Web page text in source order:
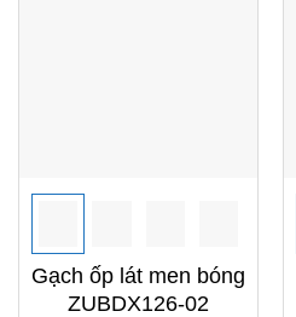
Gạch ốp lát men bóng
ZUBDX126-02